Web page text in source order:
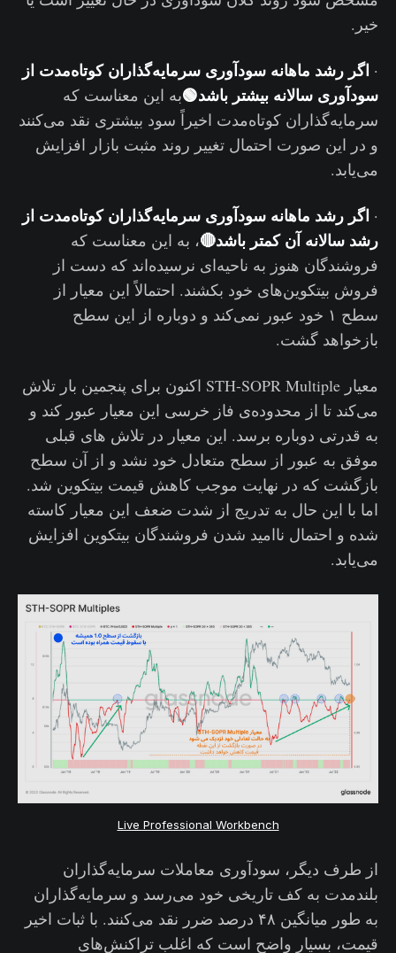
خیر.
· اگر رشد ماهانه سودآوری سرمایه‌گذاران کوتاه‌مدت از
سودآوری سالانه بیشتر باشد🟢به این معناست که
سرمایه‌گذاران کوتاه‌مدت اخیراً سود بیشتری نقد می‌کنند
و در این صورت احتمال تغییر روند مثبت بازار افزایش
می‌یابد.
· اگر رشد ماهانه سودآوری سرمایه‌گذاران کوتاه‌مدت از
رشد سالانه آن کمتر باشد🔴، به این معناست که
فروشندگان هنوز به ناحیه‌ای نرسیده‌اند که دست از
فروش بیتکوین‌های خود بکشند. احتمالاً این معیار از
سطح ۱ خود عبور نمی‌کند و دوباره از این سطح
بازخواهد گشت.
معیار STH-SOPR Multiple اکنون برای پنجمین بار تلاش
می‌کند تا از محدوده‌ی فاز خرسی این معیار عبور کند و
به قدرتی دوباره برسد. این معیار در تلاش های قبلی
موفق به عبور از سطح متعادل خود نشد و از آن سطح
بازگشت که در نهایت موجب کاهش قیمت بیتکوین شد.
اما با این حال به تدریج از شدت ضعف این معیار کاسته
شده و احتمال ناامید شدن فروشندگان بیتکوین افزایش
می‌یابد.
Live Professional Workbench
از طرف دیگر، سودآوری معاملات سرمایه‌گذاران
بلندمدت به کف تاریخی خود می‌رسد و سرمایه‌گذاران
به طور میانگین ۴۸ درصد ضرر نقد می‌کنند. با ثبات اخیر
قیمت، بسیار واضح است که اغلب تراکنش‌های